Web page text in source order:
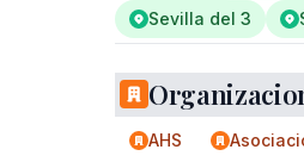
Sevilla del 3
AHS